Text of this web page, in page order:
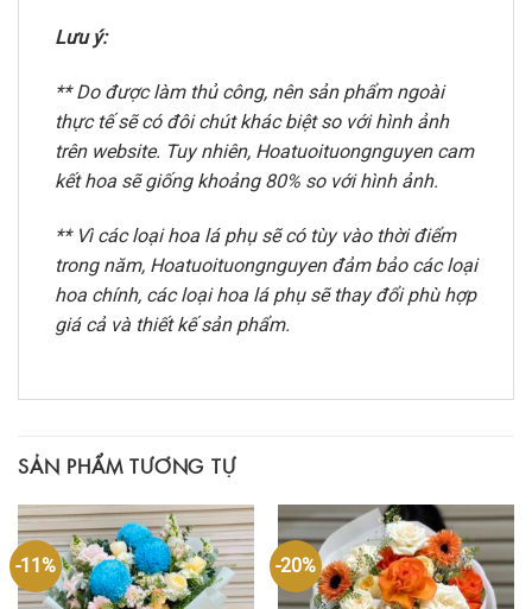
Lưu ý:
** Do được làm thủ công, nên sản phẩm ngoài
thực tế sẽ có đôi chút khác biệt so với hình ảnh
trên website. Tuy nhiên, Hoatuoituongnguyen cam
kết hoa sẽ giống khoảng 80% so với hình ảnh.
** Vì các loại hoa lá phụ sẽ có tùy vào thời điểm
trong năm, Hoatuoituongnguyen đảm bảo các loại
hoa chính, các loại hoa lá phụ sẽ thay đổi phù hợp
giá cả và thiết kế sản phẩm.
SẢN PHẨM TƯƠNG TỰ
-11% -20%